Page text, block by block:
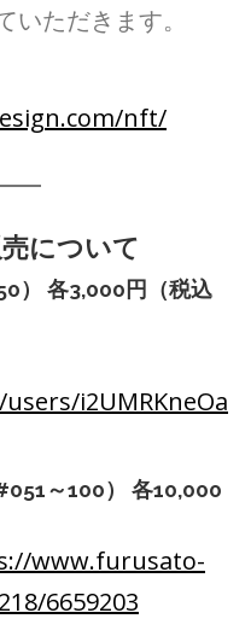
ただきます。
nft/
について
） 各3,000円（税込
i2UMRKneOa
～100） 各10,000
www.furusato-
6659203